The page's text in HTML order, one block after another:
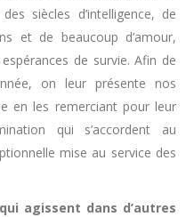
siècles d’intelligence, de
et de beaucoup d’amour,
de survie. Afin de
on leur présente nos
en les remerciant pour leur
qui s’accordent au
mise au service des
agissent dans d’autres